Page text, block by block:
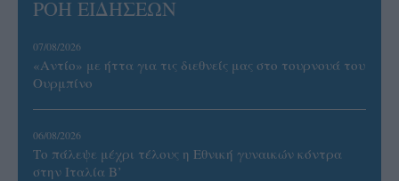
ΡΟΗ ΕΙΔΗΣΕΩΝ
07/08/2026
«Αντίο» με ήττα για τις διεθνείς μας στο τουρνουά του
Ουρμπίνο
06/08/2026
Το πάλεψε μέχρι τέλους η Εθνική γυναικών κόντρα
στην Ιταλία Β’